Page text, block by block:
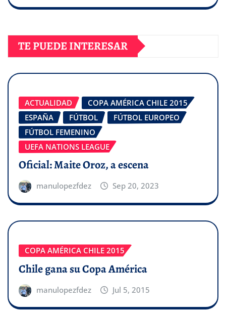
TE PUEDE INTERESAR
ACTUALIDAD
COPA AMÉRICA CHILE 2015
ESPAÑA
FÚTBOL
FÚTBOL EUROPEO
FÚTBOL FEMENINO
UEFA NATIONS LEAGUE
Oficial: Maite Oroz, a escena
manulopezfdez Sep 20, 2023
COPA AMÉRICA CHILE 2015
Chile gana su Copa América
manulopezfdez Jul 5, 2015